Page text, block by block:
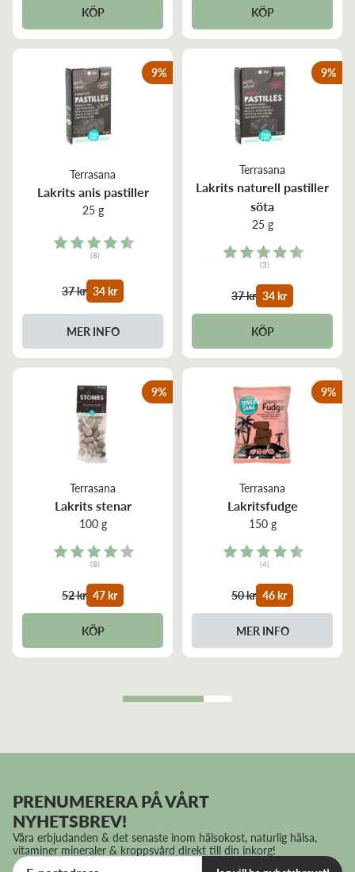
KÖP KÖP
Terrasana
Lakrits anis pastiller
25 g
Rating:
(8)
37 kr 34 kr
MER INFO
9%
Terrasana
Lakrits naturell pastiller
söta
25 g
Rating:
(3)
37 kr 34 kr
KÖP
9%
Terrasana
Lakrits stenar
100 g
Rating:
(8)
52 kr 47 kr
KÖP
9%
Terrasana
Lakritsfudge
150 g
Rating:
(4)
50 kr 46 kr
MER INFO
9%
PRENUMERERA PÅ VÅRT
NYHETSBREV!
Våra erbjudanden & det senaste inom hälsokost, naturlig hälsa,
vitaminer mineraler & kroppsvård direkt till din inkorg!